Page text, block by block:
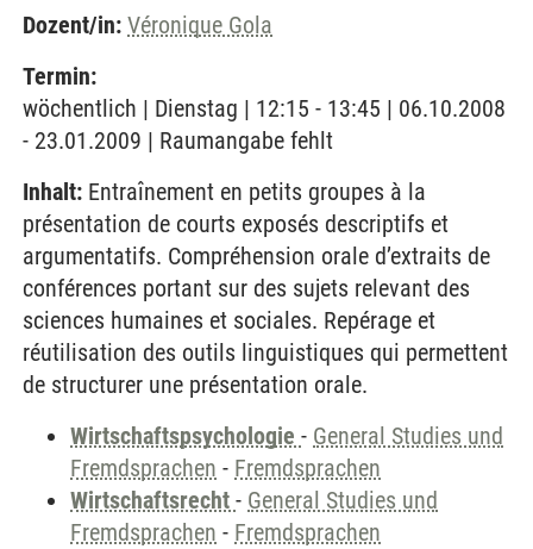
Dozent/in: Véronique Gola
Termin:
wöchentlich | Dienstag | 12:15 - 13:45 | 06.10.2008
- 23.01.2009 | Raumangabe fehlt
Inhalt: Entraînement en petits groupes à la
présentation de courts exposés descriptifs et
argumentatifs. Compréhension orale d’extraits de
conférences portant sur des sujets relevant des
sciences humaines et sociales. Repérage et
réutilisation des outils linguistiques qui permettent
de structurer une présentation orale.
Wirtschaftspsychologie - General Studies und
Fremdsprachen - Fremdsprachen
Wirtschaftsrecht - General Studies und
Fremdsprachen - Fremdsprachen